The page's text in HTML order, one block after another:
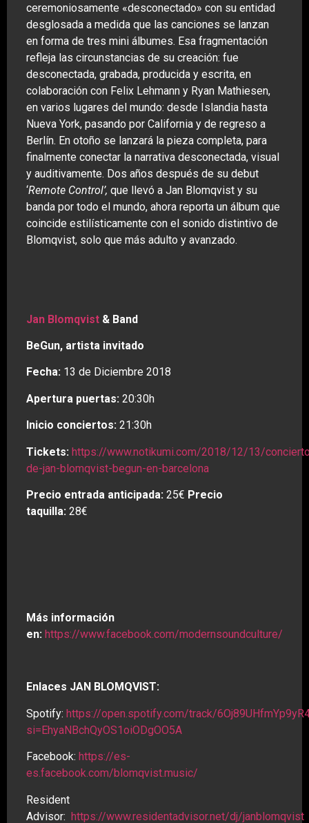
ceremoniosamente «desconectado» con su entidad
desglosada a medida que las canciones se lanzan
en forma de tres mini álbumes. Esa fragmentación
refleja las circunstancias de su creación: fue
desconectada, grabada, producida y escrita, en
colaboración con Felix Lehmann y Ryan Mathiesen,
en varios lugares del mundo: desde Islandia hasta
Nueva York, pasando por California y de regreso a
Berlín. En otoño se lanzará la pieza completa, para
finalmente conectar la narrativa desconectada, visual
y auditivamente. Dos años después de su debut
‘Remote Control’, que llevó a Jan Blomqvist y su
banda por todo el mundo, ahora reporta un álbum que
coincide estilísticamente con el sonido distintivo de
Blomqvist, solo que más adulto y avanzado.
Jan Blomqvist & Band
BeGun, artista invitado
Fecha: 13 de Diciembre 2018
Apertura puertas: 20:30h
Inicio conciertos: 21:30h
Tickets: https://www.notikumi.com/2018/12/13/
de-jan-blomqvist-begun-en-barcelona
Precio entrada anticipada: 25€ Precio
taquilla: 28€
Más información
en: https://www.facebook.com/modernsoundculture/
Enlaces JAN BLOMQVIST:
Spotify: https://open.spotify.com/track/
si=EhyaNBchQyOS1oiODgOO5A
Facebook: https://es-
es.facebook.com/blomqvist.music/
Resident
Advisor: https://www.residentadvisor.net/dj/janblomqvist